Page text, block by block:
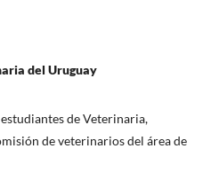
del Uruguay
de Veterinaria,
de veterinarios del área de